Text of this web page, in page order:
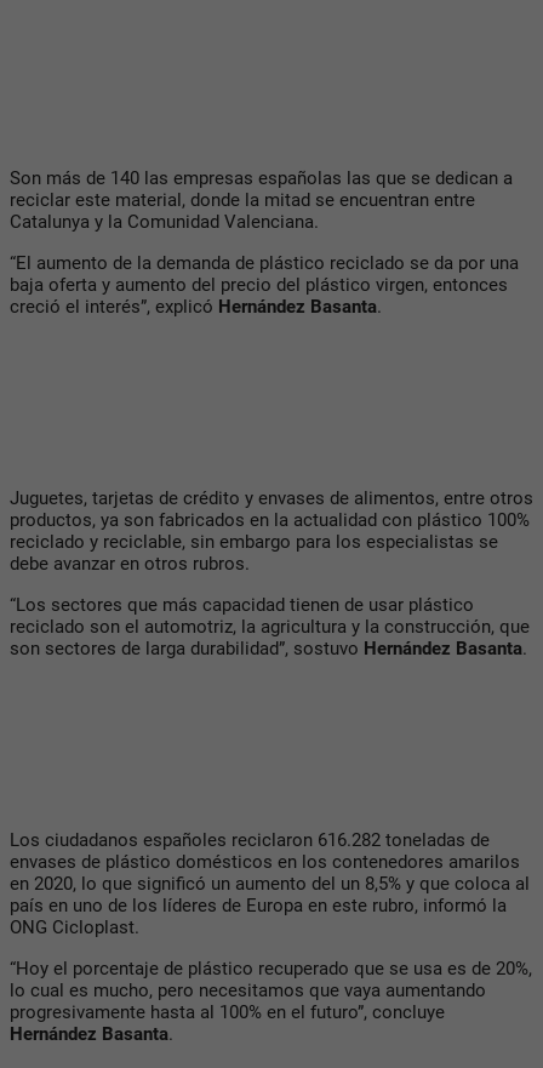
Son más de 140 las empresas españolas las que se dedican a
reciclar este material, donde la mitad se encuentran entre
Catalunya y la Comunidad Valenciana.
“El aumento de la demanda de plástico reciclado se da por una
baja oferta y aumento del precio del plástico virgen, entonces
creció el interés”, explicó Hernández Basanta.
Juguetes, tarjetas de crédito y envases de alimentos, entre otros
productos, ya son fabricados en la actualidad con plástico 100%
reciclado y reciclable, sin embargo para los especialistas se
debe avanzar en otros rubros.
“Los sectores que más capacidad tienen de usar plástico
reciclado son el automotriz, la agricultura y la construcción, que
son sectores de larga durabilidad”, sostuvo Hernández Basanta.
Los ciudadanos españoles reciclaron 616.282 toneladas de
envases de plástico domésticos en los contenedores amarilos
en 2020, lo que significó un aumento del un 8,5% y que coloca al
país en uno de los líderes de Europa en este rubro, informó la
ONG Cicloplast.
“Hoy el porcentaje de plástico recuperado que se usa es de 20%,
lo cual es mucho, pero necesitamos que vaya aumentando
progresivamente hasta al 100% en el futuro”, concluye
Hernández Basanta.